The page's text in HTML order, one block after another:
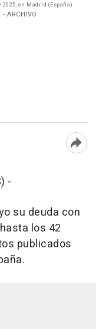
2025, en Madrid (España).
- ARCHIVO
-
su deuda con
los 42
publicados